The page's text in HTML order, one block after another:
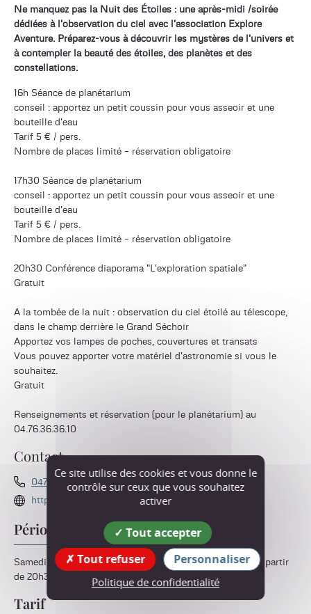
Ne manquez pas la Nuit des Étoiles : une après-midi /soirée
dédiées à l'observation du ciel avec l'association Explore
Aventure. Préparez-vous à découvrir les mystères de l'univers et
à contempler la beauté des étoiles, des planètes et des
constellations.
16h Séance de planétarium
conseil : apportez un petit coussin pour vous asseoir et une
bouteille d'eau
Tarif 5 € / pers.
Nombre de places limité – réservation obligatoire
17h30 Séance de planétarium
conseil : apportez un petit coussin pour vous asseoir et une
bouteille d'eau
Tarif 5 € / pers.
Nombre de places limité – réservation obligatoire
20h30 Conférence diaporama "L'exploration spatiale"
Gratuit
A la tombée de la nuit : observation du ciel étoilé au télescope,
dans le champ derrière le Grand Séchoir
Apportez vos lampes de poches, couvertures et transats
Vous pouvez apporter votre matériel d'astronomie si vous le
souhaitez.
Gratuit
Renseignements et réservation (pour le planétarium) au
04.76.36.36.10
Contact
0476363610
http://www.legrandsechoir.fr
Périodes d'ouverture
Samedi 8 août 2026 à partir de 16h, à partir de 17h30 et à partir
de 20h30.
Tarif
Ce site utilise des cookies et vous donne le
contrôle sur ceux que vous souhaitez
activer
Tout accepter
Tout refuser
Personnaliser
Politique de confidentialité